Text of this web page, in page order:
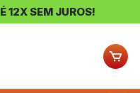
12X SEM JUROS!